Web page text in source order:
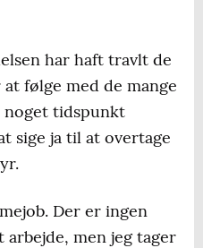
har haft travlt de
følge med de mange
tidspunkt
sige ja til at overtage
Der er ingen
men jeg tager